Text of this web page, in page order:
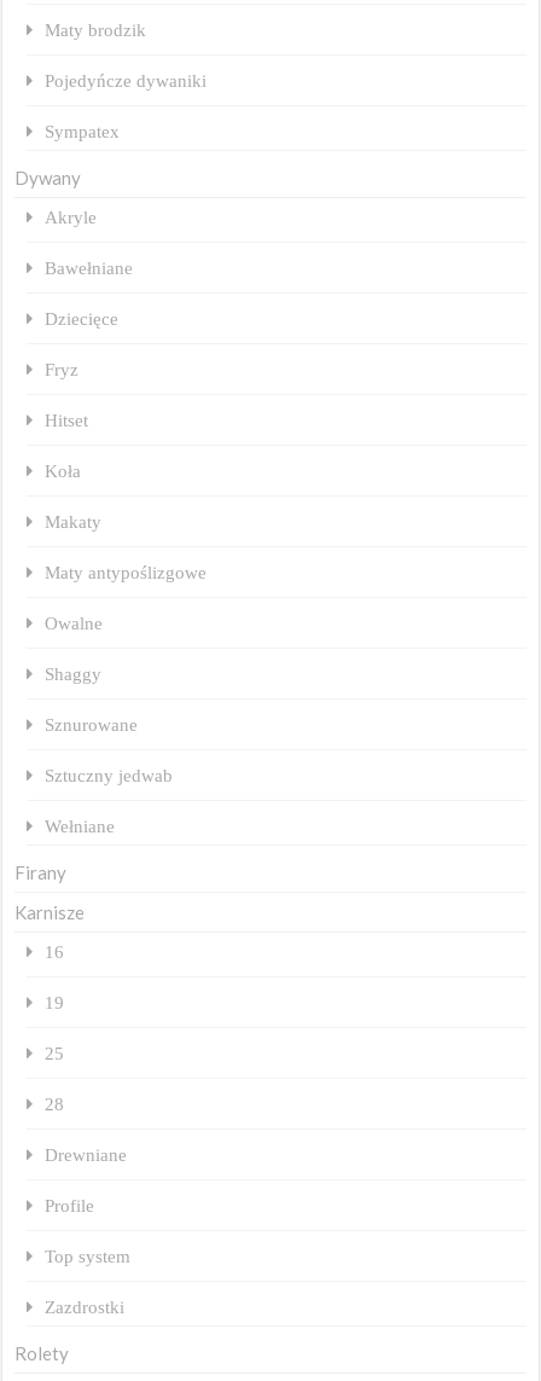
Maty brodzik
Pojedyńcze dywaniki
Sympatex
Dywany
Akryle
Bawełniane
Dziecięce
Fryz
Hitset
Koła
Makaty
Maty antypoślizgowe
Owalne
Shaggy
Sznurowane
Sztuczny jedwab
Wełniane
Firany
Karnisze
16
19
25
28
Drewniane
Profile
Top system
Zazdrostki
Rolety